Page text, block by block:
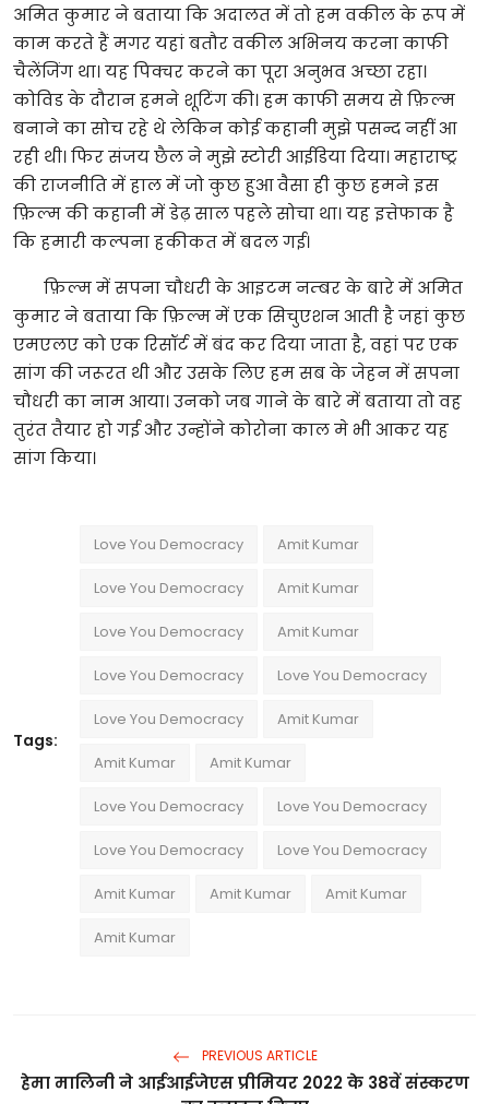
अमित कुमार ने बताया कि अदालत में तो हम वकील के रूप में
काम करते हैं मगर यहां बतौर वकील अभिनय करना काफी
चैलेंजिंग था। यह पिक्चर करने का पूरा अनुभव अच्छा रहा।
कोविड के दौरान हमने शूटिंग की। हम काफी समय से फ़िल्म
बनाने का सोच रहे थे लेकिन कोई कहानी मुझे पसन्द नहीं आ
रही थी। फिर संजय छैल ने मुझे स्टोरी आईडिया दिया। महाराष्ट्र
की राजनीति में हाल में जो कुछ हुआ वैसा ही कुछ हमने इस
फ़िल्म की कहानी में डेढ़ साल पहले सोचा था। यह इत्तेफाक है
कि हमारी कल्पना हकीकत में बदल गई।
फ़िल्म में सपना चौधरी के आइटम नम्बर के बारे में अमित
कुमार ने बताया कि फ़िल्म में एक सिचुएशन आती है जहां कुछ
एमएलए को एक रिसॉर्ट में बंद कर दिया जाता है, वहां पर एक
सांग की जरूरत थी और उसके लिए हम सब के जेहन में सपना
चौधरी का नाम आया। उनको जब गाने के बारे में बताया तो वह
तुरंत तैयार हो गई और उन्होंने कोरोना काल मे भी आकर यह
सांग किया।
Tags:
Love You Democracy Amit Kumar
Love You Democracy Amit Kumar
Love You Democracy Amit Kumar
Love You Democracy Love You Democracy
Love You Democracy Amit Kumar
Amit Kumar Amit Kumar
Love You Democracy Love You Democracy
Love You Democracy Love You Democracy
Amit Kumar Amit Kumar Amit Kumar
Amit Kumar
PREVIOUS ARTICLE
हेमा मालिनी ने आईआईजेएस प्रीमियर 2022 के 38वें संस्करण